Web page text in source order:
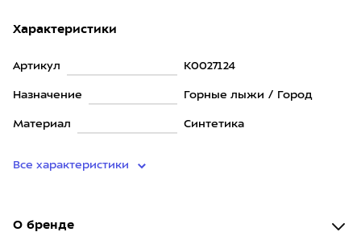
Характеристики
Артикул K0027124
Назначение Горные лыжи / Город
Материал Синтетика
Все характеристики
О бренде